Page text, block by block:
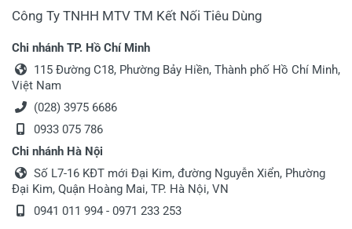
Công Ty TNHH MTV TM Kết Nối Tiêu Dùng
Chi nhánh TP. Hồ Chí Minh
115 Đường C18, Phường Bảy Hiền, Thành phố Hồ Chí Minh,
Việt Nam
(028) 3975 6686
0933 075 786
Chi nhánh Hà Nội
Số L7-16 KĐT mới Đại Kim, đường Nguyễn Xiển, Phường
Đại Kim, Quận Hoàng Mai, TP. Hà Nội, VN
0941 011 994 - 0971 233 253